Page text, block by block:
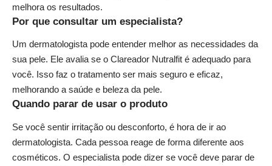
melhora os resultados.
Por que consultar um especialista?
Um dermatologista pode entender melhor as necessidades da
sua pele. Ele avalia se o Clareador Nutralfit é adequado para
você. Isso faz o tratamento ser mais seguro e eficaz,
melhorando a saúde e beleza da pele.
Quando parar de usar o produto
Se você sentir irritação ou desconforto, é hora de ir ao
dermatologista. Cada pessoa reage de forma diferente aos
cosméticos. O especialista pode dizer se você deve parar de